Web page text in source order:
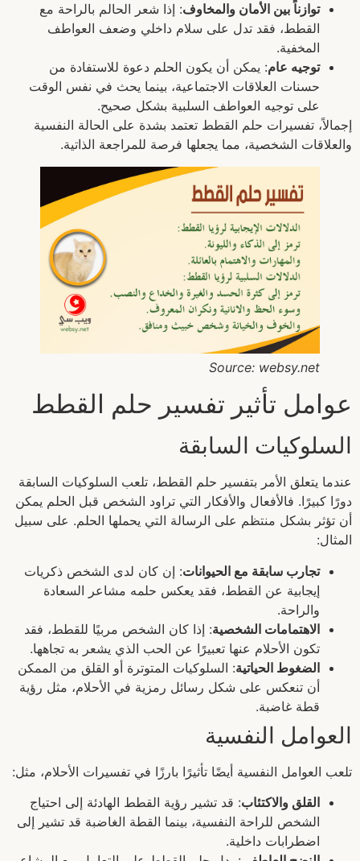
توازناً بين الأمان والمخاوف: إذا شعر الحالم بالراحة مع
القطط، فقد تدل على سلام داخلي وضعف العواطف
المخفية.
توجيه عام: يمكن أن يكون الحلم دعوة للاستفادة من
حسنات العلاقات الاجتماعية، بينما يحث في نفس الوقت
على توجيه العواطف السلبية بشكل صحيح.
إجمالاً، تفسيرات حلم القطط تعتمد بشدة على الحالة النفسية
والعلاقات الشخصية، مما يجعلها فرصة للمراجعة الذاتية.
Source: websy.net
عوامل تأثير تفسير حلم القطط
السلوكيات السابقة
عندما يتعلق الأمر بتفسير حلم القطط، تلعب السلوكيات السابقة
دورًا كبيرًا. فالأفعال والأفكار التي تراود الشخص قبل الحلم يمكن
أن تؤثر بشكل منتظم على الرسالة التي يحملها الحلم. على سبيل
المثال:
تجارب سابقة مع الحيوانات: إن كان لدى الشخص ذكريات
إيجابية عن القطط، فقد يعكس حلمه مشاعر السعادة
والراحة.
الاهتمامات الشخصية: إذا كان الشخص مربيًا للقطط، فقد
تكون الأحلام عنها تعبيرًا عن الحب الذي يشعر به تجاهها.
الضغوط الحياتية: السلوكيات المتوترة أو القلق من الممكن
أن تنعكس على شكل رسائل رمزية في الأحلام، مثل رؤية
قطة غاضبة.
العوامل النفسية
تلعب العوامل النفسية أيضًا تأثيرًا بارزًا في تفسيرات الأحلام، مثل:
القلق والاكتئاب: قد تشير رؤية القطط الهادئة إلى احتياج
الشخص للراحة النفسية، بينما القطة الغاضبة قد تشير إلى
اضطرابات داخلية.